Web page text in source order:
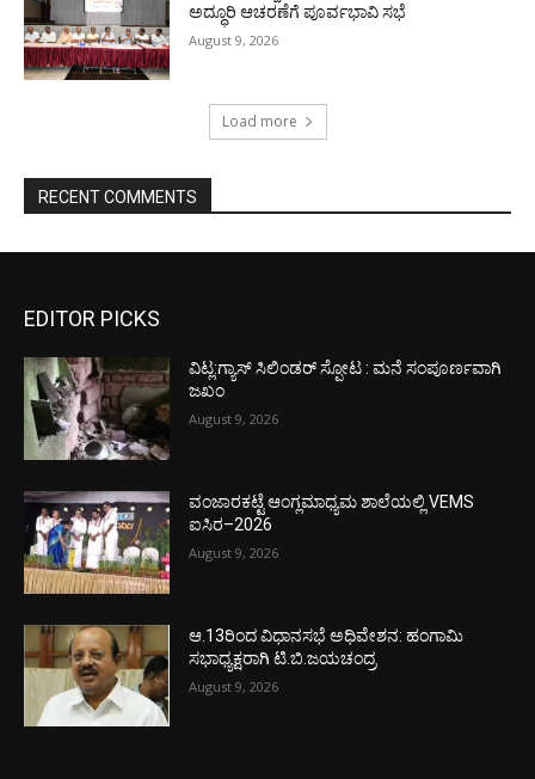
ಅದ್ಧೂರಿ ಆಚರಣೆಗೆ ಪೂರ್ವಭಾವಿ ಸಭೆ
August 9, 2026
Load more
RECENT COMMENTS
EDITOR PICKS
ವಿಟ್ಲ:ಗ್ಯಾಸ್ ಸಿಲಿಂಡರ್ ಸ್ಪೋಟ : ಮನೆ ಸಂಪೂರ್ಣವಾಗಿ
ಜಖಂ
August 9, 2026
ವಂಜಾರಕಟ್ಟೆ ಆಂಗ್ಲಮಾಧ್ಯಮ ಶಾಲೆಯಲ್ಲಿ VEMS
ಐಸಿರ–2026
August 9, 2026
ಆ.13ರಿಂದ ವಿಧಾನಸಭೆ ಅಧಿವೇಶನ: ಹಂಗಾಮಿ
ಸಭಾಧ್ಯಕ್ಷರಾಗಿ ಟಿ.ಬಿ.ಜಯಚಂದ್ರ
August 9, 2026